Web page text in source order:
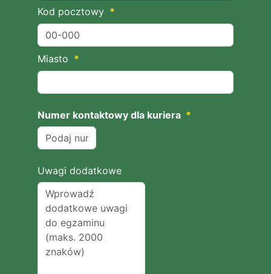
Kod pocztowy *
Miasto *
Numer kontaktowy dla kuriera *
Uwagi dodatkowe